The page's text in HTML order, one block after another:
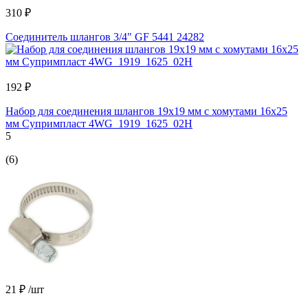
310 ₽
Соединитель шлангов 3/4" GF 5441 24282
192 ₽
Набор для соединения шлангов 19x19 мм с хомутами 16х25
мм Супримпласт 4WG_1919_1625_02H
5
(6)
21 ₽ /шт